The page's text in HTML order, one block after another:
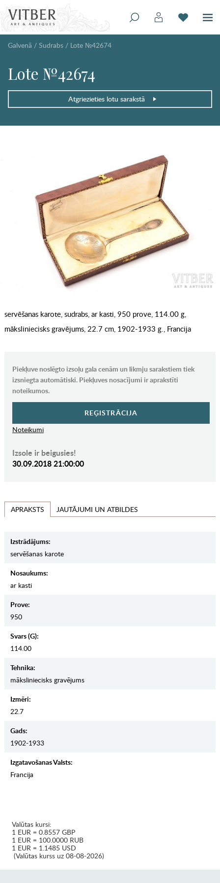
Galvenā / Sudrabs / Lote №42674
Lote №42674
Atgriezieties lotu sarakstā
servēšanas karote, sudrabs, ar kasti, 950 prove, 114.00 g,
māksliniecisks gravējums, 22.7 cm, 1902-1933 g., Francija
Piekļuve noslēgto izsoļu gala cenām un likmju sarakstiem tiek
izsniegta automātiski. Piekļuves nosacījumi ir aprakstīti
noteikumos.
REĢISTRĀCIJA
Noteikumi
Izsole ir beigusies!
30.09.2018 21:00:00
APRAKSTS JAUTĀJUMI UN ATBILDES
Izstrādājums:
servēšanas karote
Nosaukums:
ar kasti
Prove:
950
Svars (g):
114.00
Tehnika:
māksliniecisks gravējums
Izmēri:
22.7
Gads:
1902-1933
Izgatavošanas Valsts:
Francija
Valūtas kursi:
1 EUR = 0.8557 GBP
1 EUR = 100.0000 RUB
1 EUR = 1.1485 USD
(Valūtas kurss uz 08-08-2026)